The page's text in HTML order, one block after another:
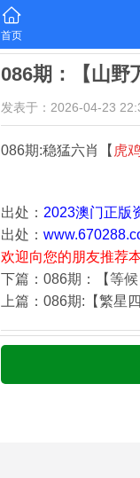
首页
086期：【山野
发表于：2026-04-23
086期:稳猛六肖【 虎
出处： 2023澳门正版
出处：
欢迎向您的朋友推荐
下篇：086期：【等
上篇：086期:【繁星